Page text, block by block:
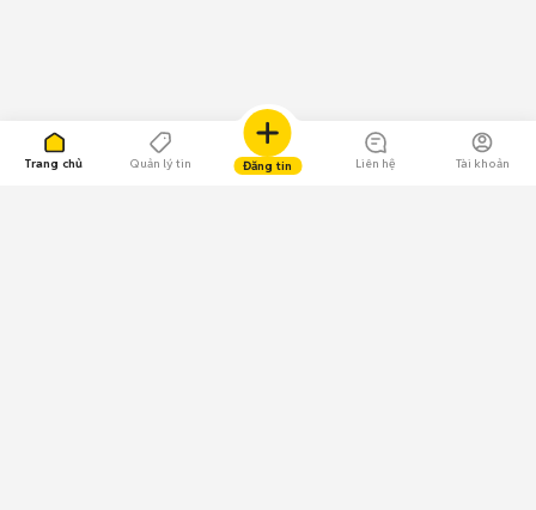
Trang chủ Quản lý tin Đăng tin Liên hệ Tài khoản